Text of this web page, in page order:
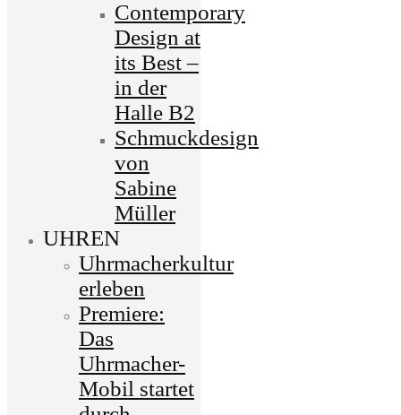
Contemporary
Design at
its Best –
in der
Halle B2
Schmuckdesign
von
Sabine
Müller
UHREN
Uhrmacherkultur
erleben
Premiere:
Das
Uhrmacher-
Mobil startet